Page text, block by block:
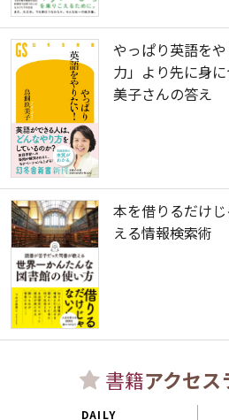
やっぱり英語を
力」より先に身
美子さんの答え
本を借りるだけ
える情報検索術
書籍アクセス
DAILY